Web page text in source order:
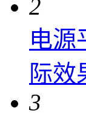
2
电源
际效
3